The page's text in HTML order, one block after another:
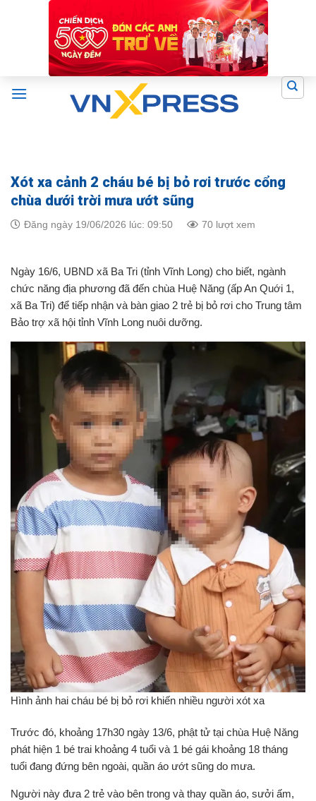
Xót xa cảnh 2 cháu bé bị bỏ rơi trước cổng
chùa dưới trời mưa ướt sũng
Đăng ngày 19/06/2026 lúc: 09:50 70 lượt xem
Ngày 16/6, UBND xã Ba Tri (tỉnh Vĩnh Long) cho biết, ngành
chức năng địa phương đã đến chùa Huệ Năng (ấp An Quới 1,
xã Ba Tri) để tiếp nhận và bàn giao 2 trẻ bị bỏ rơi cho Trung tâm
Bảo trợ xã hội tỉnh Vĩnh Long nuôi dưỡng.
Hình ảnh hai cháu bé bị bỏ rơi khiến nhiều người xót xa
Trước đó, khoảng 17h30 ngày 13/6, phật tử tại chùa Huệ Năng
phát hiện 1 bé trai khoảng 4 tuổi và 1 bé gái khoảng 18 tháng
tuổi đang đứng bên ngoài, quần áo ướt sũng do mưa.
Người này đưa 2 trẻ vào bên trong và thay quần áo, sưởi ấm,